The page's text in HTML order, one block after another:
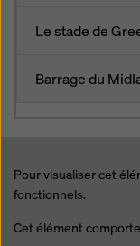
Le stade de
Barrage du
Pour visualiser cet
fonctionnels.
Cet élément